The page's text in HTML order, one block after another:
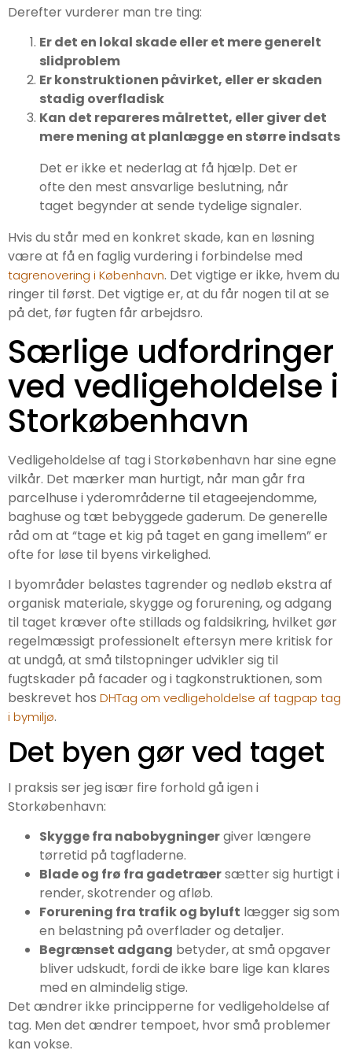
Derefter vurderer man tre ting:
Er det en lokal skade eller et mere generelt
slidproblem
Er konstruktionen påvirket, eller er skaden
stadig overfladisk
Kan det repareres målrettet, eller giver det
mere mening at planlægge en større indsats
Det er ikke et nederlag at få hjælp. Det er
ofte den mest ansvarlige beslutning, når
taget begynder at sende tydelige signaler.
Hvis du står med en konkret skade, kan en løsning
være at få en faglig vurdering i forbindelse med
tagrenovering i København. Det vigtige er ikke, hvem du
ringer til først. Det vigtige er, at du får nogen til at se
på det, før fugten får arbejdsro.
Særlige udfordringer
ved vedligeholdelse i
Storkøbenhavn
Vedligeholdelse af tag i Storkøbenhavn har sine egne
vilkår. Det mærker man hurtigt, når man går fra
parcelhuse i yderområderne til etageejendomme,
baghuse og tæt bebyggede gaderum. De generelle
råd om at “tage et kig på taget en gang imellem” er
ofte for løse til byens virkelighed.
I byområder belastes tagrender og nedløb ekstra af
organisk materiale, skygge og forurening, og adgang
til taget kræver ofte stillads og faldsikring, hvilket gør
regelmæssigt professionelt eftersyn mere kritisk for
at undgå, at små tilstopninger udvikler sig til
fugtskader på facader og i tagkonstruktionen, som
beskrevet hos DHTag om vedligeholdelse af tagpap tag
i bymiljø.
Det byen gør ved taget
I praksis ser jeg især fire forhold gå igen i
Storkøbenhavn:
Skygge fra nabobygningergiver længere
tørretid på tagfladerne.
Blade og frø fra gadetræersætter sig hurtigt i
render, skotrender og afløb.
Forurening fra trafik og byluft lægger sig som
en belastning på overflader og detaljer.
Begrænset adgang betyder, at små opgaver
bliver udskudt, fordi de ikke bare lige kan klares
med en almindelig stige.
Det ændrer ikke principperne for vedligeholdelse af
tag. Men det ændrer tempoet, hvor små problemer
kan vokse.